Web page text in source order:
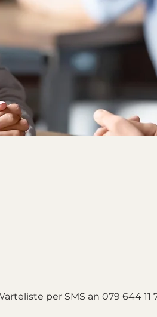
per SMS an 079 644 11